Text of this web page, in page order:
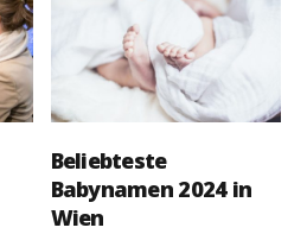
Beliebteste
Babynamen 2024 in
Wien